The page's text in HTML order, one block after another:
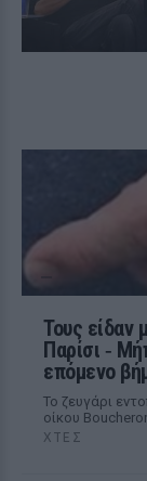
Τους είδαν
Παρίσι ‑
επόμενο
Το ζευγάρι
οίκου
ΧΤΕΣ